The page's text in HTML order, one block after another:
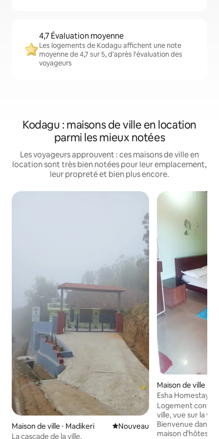
4,7 Évaluation moyenne
Les logements de Kodagu affichent une note
moyenne de 4,7 sur 5, d'après l'évaluation des
voyageurs
Kodagu : maisons de ville en location
parmi les mieux notées
Les voyageurs approuvent : ces maisons de ville en
location sont très bien notées pour leur emplacement,
leur propreté et bien plus encore.
Maison de ville ⋅ Madikeri Nouvel hébergement
Nouveau
La cascade de la ville.
Maison de ville ⋅
Esha Homestay
Logement
ville, vue sur la
Bienvenue dans
maison d'hôtes à